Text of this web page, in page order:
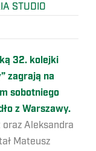
STUDIO
32. kolejki
zagrają na
sobotniego
z Warszawy.
Aleksandra
Mateusz